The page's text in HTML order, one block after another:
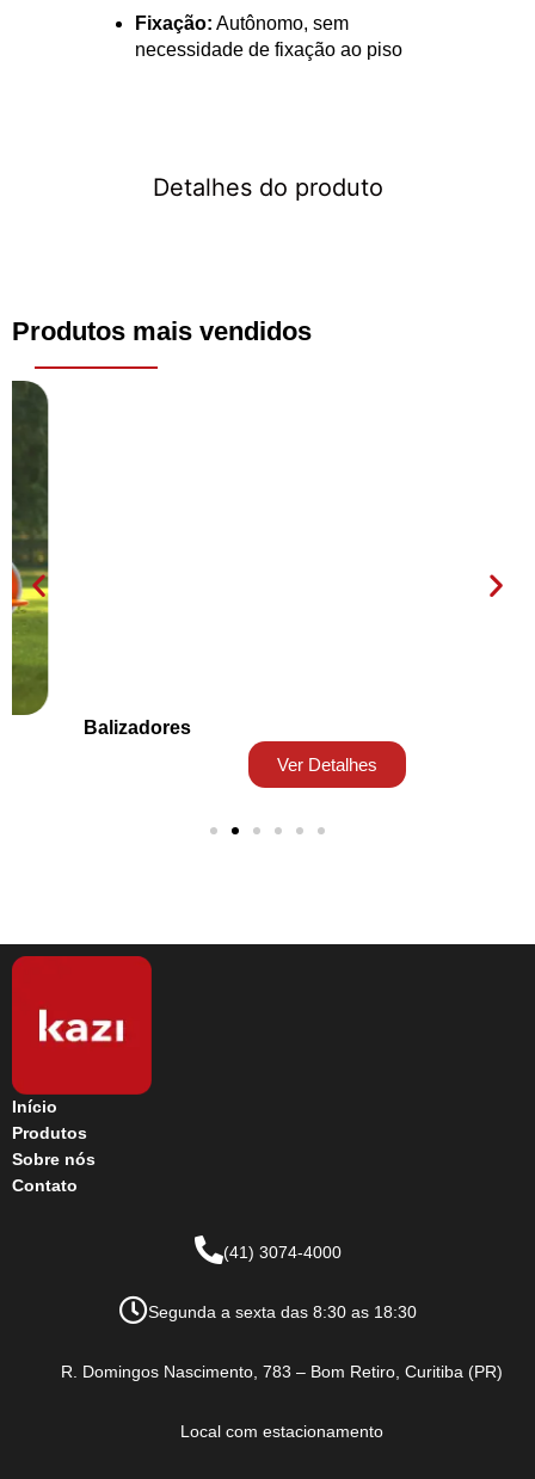
Detalhes do produto
Fixação: Autônomo, sem
necessidade de fixação ao piso
Produtos mais vendidos
Balizadores
Ver Detalhes
Início
Produtos
Sobre nós
Contato
(41) 3074-4000
Segunda a sexta das 8:30 as 18:30
R. Domingos Nascimento, 783 – Bom Retiro, Curitiba (PR)
Local com estacionamento